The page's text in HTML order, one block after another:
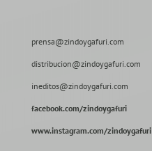
prensa@zindoygafuri.com
distribucion@zindoygafuri.com
ineditos@zindoygafuri.com
facebook.com/zindoygafuri
www.instagram.com/zindoygafuri